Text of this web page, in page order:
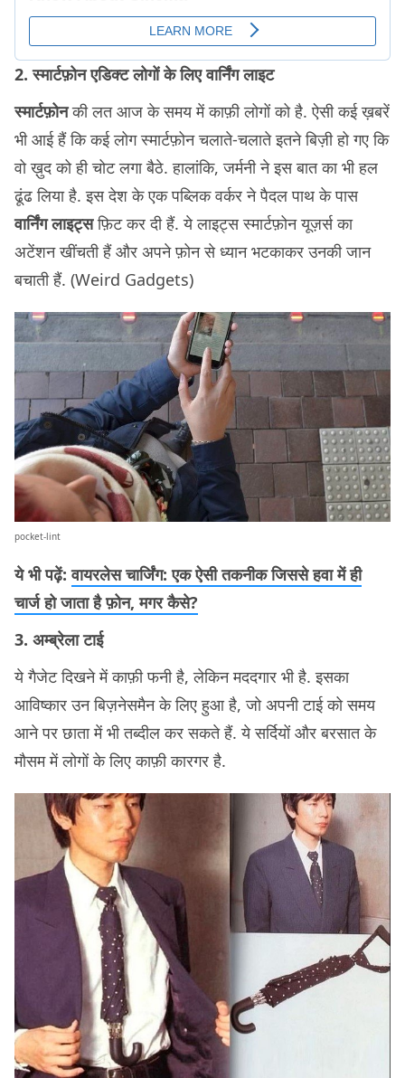
2. स्मार्टफ़ोन एडिक्ट लोगों के लिए वार्निंग लाइट
स्मार्टफ़ोनकी लत आज के समय में काफ़ी लोगों को है. ऐसी कई ख़बरें
भी आई हैं कि कई लोग स्मार्टफ़ोन चलाते-चलाते इतने बिज़ी हो गए कि
वो ख़ुद को ही चोट लगा बैठे. हालांकि, जर्मनी ने इस बात का भी हल
ढूंढ लिया है. इस देश के एक पब्लिक वर्कर ने पैदल पाथ के पास
वार्निंग लाइट्सफ़िट कर दी हैं. ये लाइट्स स्मार्टफ़ोन यूज़र्स का
अटेंशन खींचती हैं और अपने फ़ोन से ध्यान भटकाकर उनकी जान
बचाती हैं. (Weird Gadgets)
pocket-lint
ये भी पढ़ें:वायरलेस चार्जिंग: एक ऐसी तकनीक जिससे हवा में ही
चार्ज हो जाता है फ़ोन, मगर कैसे?
3. अम्ब्रेला टाई
ये गैजेट दिखने में काफ़ी फनी है, लेकिन मददगार भी है. इसका
आविष्कार उन बिज़नेसमैन के लिए हुआ है, जो अपनी टाई को समय
आने पर छाता में भी तब्दील कर सकते हैं. ये सर्दियों और बरसात के
मौसम में लोगों के लिए काफ़ी कारगर है.